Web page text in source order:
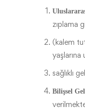
zıplama
(kalem
sağlıklı
Bilişsel